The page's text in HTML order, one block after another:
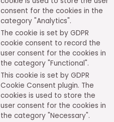
consent for the cookies in the
category "Analytics".
The cookie is set by GDPR
cookie consent to record the
user consent for the cookies in
the category "Functional".
This cookie is set by GDPR
Cookie Consent plugin. The
cookies is used to store the
user consent for the cookies in
the category "Necessary".